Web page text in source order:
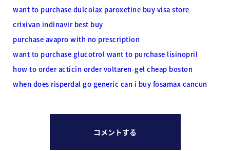
want to purchase dulcolax paroxetine buy visa store
crixivan indinavir best buy
purchase avapro with no prescription
want to purchase glucotrol want to purchase lisinopril
how to order acticin order voltaren-gel cheap boston
when does risperdal go generic can i buy fosamax cancun
コメントする